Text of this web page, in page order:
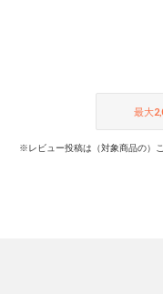
最大
※レビュー投稿は（対象商品の）